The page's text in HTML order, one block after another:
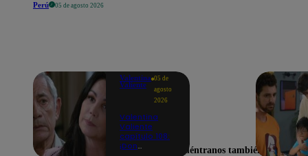
Perú 05 de agosto 2026
Valentina
Valiente
05 de
agosto
2026
Valentina
Valiente
capítulo 108:
¡Don
Encuéntranos también en